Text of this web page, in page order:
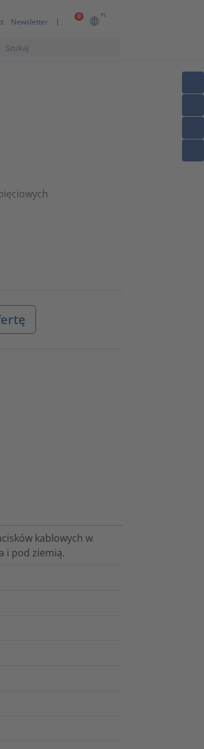
0 PL
Newsletter
kablowych w
i pod ziemią.